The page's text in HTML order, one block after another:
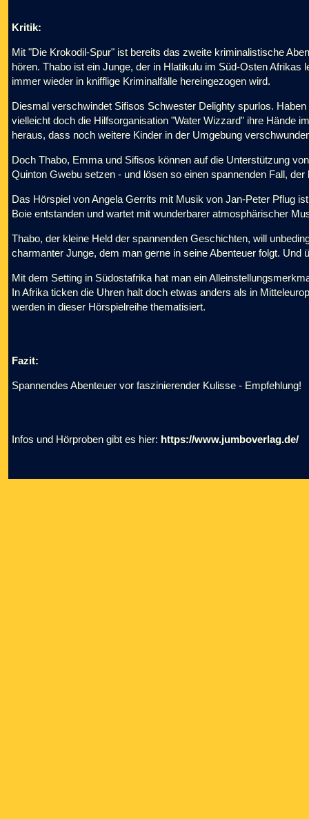
Kritik:
Mit "Die Krokodil-Spur" ist bereits das zweite kriminalistische
hören. Thabo ist ein Junge, der in Hlatikulu im Süd-Osten
immer wieder in knifflige Kriminalfälle hereingezogen wird.
Diesmal verschwindet Sifisos Schwester Delighty spurlos.
vielleicht doch die Hilfsorganisation "Water Wizzard" ihre Hände
heraus, dass noch weitere Kinder in der Umgebung
Doch Thabo, Emma und Sifisos können auf die Unterstützung
Quinton Gwebu setzen - und lösen so einen spannenden Fall,
Das Hörspiel von Angela Gerrits mit Musik von Jan-Peter Pflug
Boie entstanden und wartet mit wunderbarer atmosphärischer
Thabo, der kleine Held der spannenden Geschichten, will
charmanter Junge, dem man gerne in seine Abenteuer folgt. Und
Mit dem Setting in Südostafrika hat man ein
In Afrika ticken die Uhren halt doch etwas anders als in
werden in dieser Hörspielreihe thematisiert.
Fazit:
Spannendes Abenteuer vor faszinierender Kulisse - Empfehlung!
Infos und Hörproben gibt es hier: https://www.jumboverlag.de/